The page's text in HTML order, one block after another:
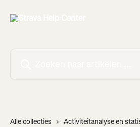
Alle collecties
Activiteitanalyse en